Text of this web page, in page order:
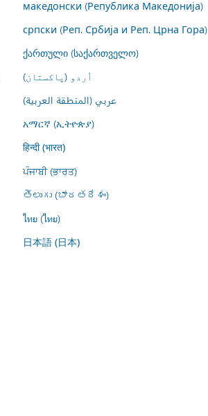
македонски (Република Македонија)
српски (Реп. Србија и Реп. Црна Гора)
ქართული (საქართველო)
اُردو (پاکستان)
عربي (المنطقة العربية)
አማርኛ (ኢትዮጵያ)
हिन्दी (भारत)
ਪੰਜਾਬੀ (ਭਾਰਤ)
తెలుగు (భారతదేశం)
ไทย (ไทย)
日本語 (日本)